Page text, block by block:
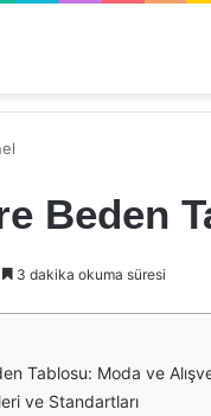
Beden
3 dakika okuma süresi
Tablosu: Moda ve
ve Standartları